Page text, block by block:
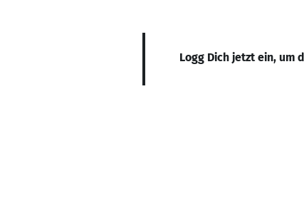
Logg Dich jetzt ein, um